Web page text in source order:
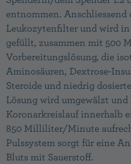
entnommen.
Leukozytenfilter und wird
gefüllt, zusammen mit 500
Vorbereitungslösung, die
Aminosäuren, Dextrose-
Steroide und niedrig
Lösung wird umgewälzt
Koronarkreislauf innerhalb
850 Milliliter/Minute
Pulssystem sorgt für eine
Bluts mit Sauerstoff.